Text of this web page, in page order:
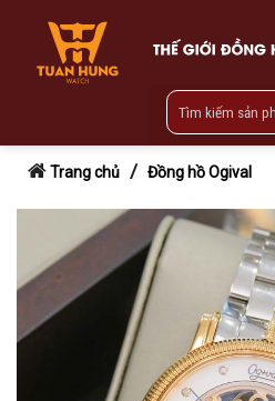
content
Trang chủ / Đồng hồ Ogival